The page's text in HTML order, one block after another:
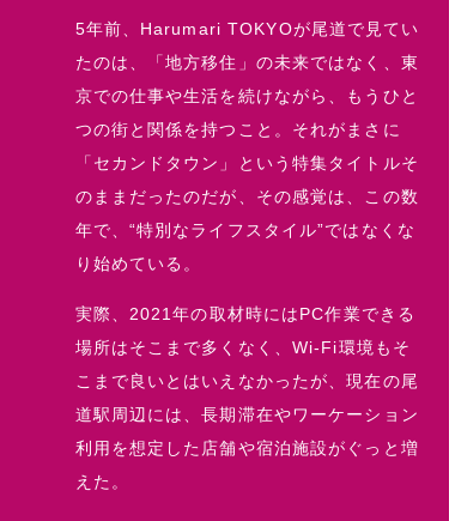
5年前、Harumari TOKYOが尾道で見てい
たのは、「地方移住」の未来ではなく、東
京での仕事や生活を続けながら、もうひと
つの街と関係を持つこと。それがまさに
「セカンドタウン」という特集タイトルそ
のままだったのだが、その感覚は、この数
年で、“特別なライフスタイル”ではなくな
り始めている。
実際、2021年の取材時にはPC作業できる
場所はそこまで多くなく、Wi-Fi環境もそ
こまで良いとはいえなかったが、現在の尾
道駅周辺には、長期滞在やワーケーション
利用を想定した店舗や宿泊施設がぐっと増
えた。